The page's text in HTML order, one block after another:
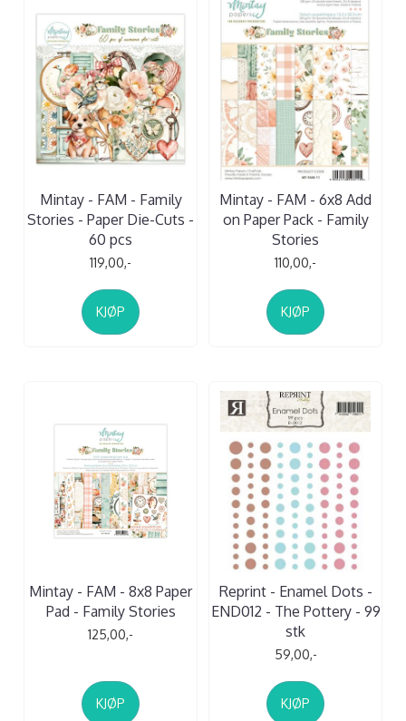
Mintay - FAM - Family
Stories - Paper Die-Cuts -
60 pcs
119,00,-
KJØP
Mintay - FAM - 6x8 Add
on Paper Pack - Family
Stories
110,00,-
KJØP
Mintay - FAM - 8x8 Paper
Pad - Family Stories
125,00,-
KJØP
Reprint - Enamel Dots -
END012 - The Pottery - 99
stk
59,00,-
KJØP